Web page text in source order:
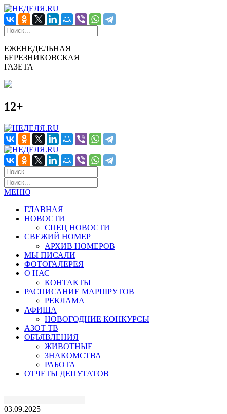
ЕЖЕНЕДЕЛЬНАЯ
БЕРЕЗНИКОВСКАЯ
ГАЗЕТА
12+
МЕНЮ
ГЛАВНАЯ
НОВОСТИ
СПЕЦ НОВОСТИ
СВЕЖИЙ НОМЕР
АРХИВ НОМЕРОВ
МЫ ПИСАЛИ
ФОТОГАЛЕРЕЯ
О НАС
КОНТАКТЫ
РАСПИСАНИЕ МАРШРУТОВ
РЕКЛАМА
АФИША
НОВОГОДНИЕ КОНКУРСЫ
АЗОТ ТВ
ОБЪЯВЛЕНИЯ
ЖИВОТНЫЕ
ЗНАКОМСТВА
РАБОТА
ОТЧЕТЫ ДЕПУТАТОВ
03.09.2025